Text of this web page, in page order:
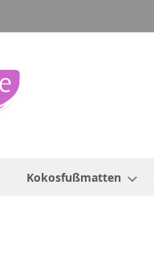
Kokosfußmatten